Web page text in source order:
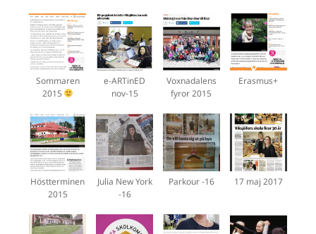
Sommaren
2015
e-ARTinED
nov-15
Voxnadalens
fyror 2015
Erasmus+
Höstterminen
2015
Julia New York
-16
Parkour -16 17 maj 2017